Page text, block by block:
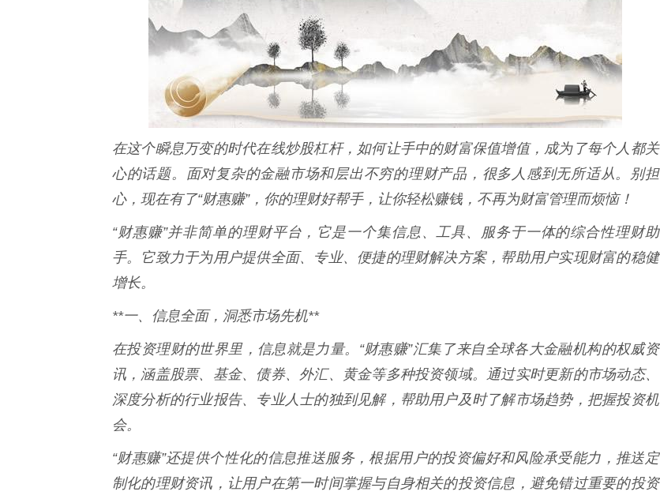
在这个瞬息万变的时代在线炒股杠杆，如何让手中的财富保值增值，成为了每个人都关
心的话题。面对复杂的金融市场和层出不穷的理财产品，很多人感到无所适从。别担
心，现在有了“财惠赚”，你的理财好帮手，让你轻松赚钱，不再为财富管理而烦恼！
“财惠赚”并非简单的理财平台，它是一个集信息、工具、服务于一体的综合性理财助
手。它致力于为用户提供全面、专业、便捷的理财解决方案，帮助用户实现财富的稳健
增长。
**一、信息全面，洞悉市场先机**
在投资理财的世界里，信息就是力量。“财惠赚”汇集了来自全球各大金融机构的权威资
讯，涵盖股票、基金、债券、外汇、黄金等多种投资领域。通过实时更新的市场动态、
深度分析的行业报告、专业人士的独到见解，帮助用户及时了解市场趋势，把握投资机
会。
“财惠赚”还提供个性化的信息推送服务，根据用户的投资偏好和风险承受能力，推送定
制化的理财资讯，让用户在第一时间掌握与自身相关的投资信息，避免错过重要的投资